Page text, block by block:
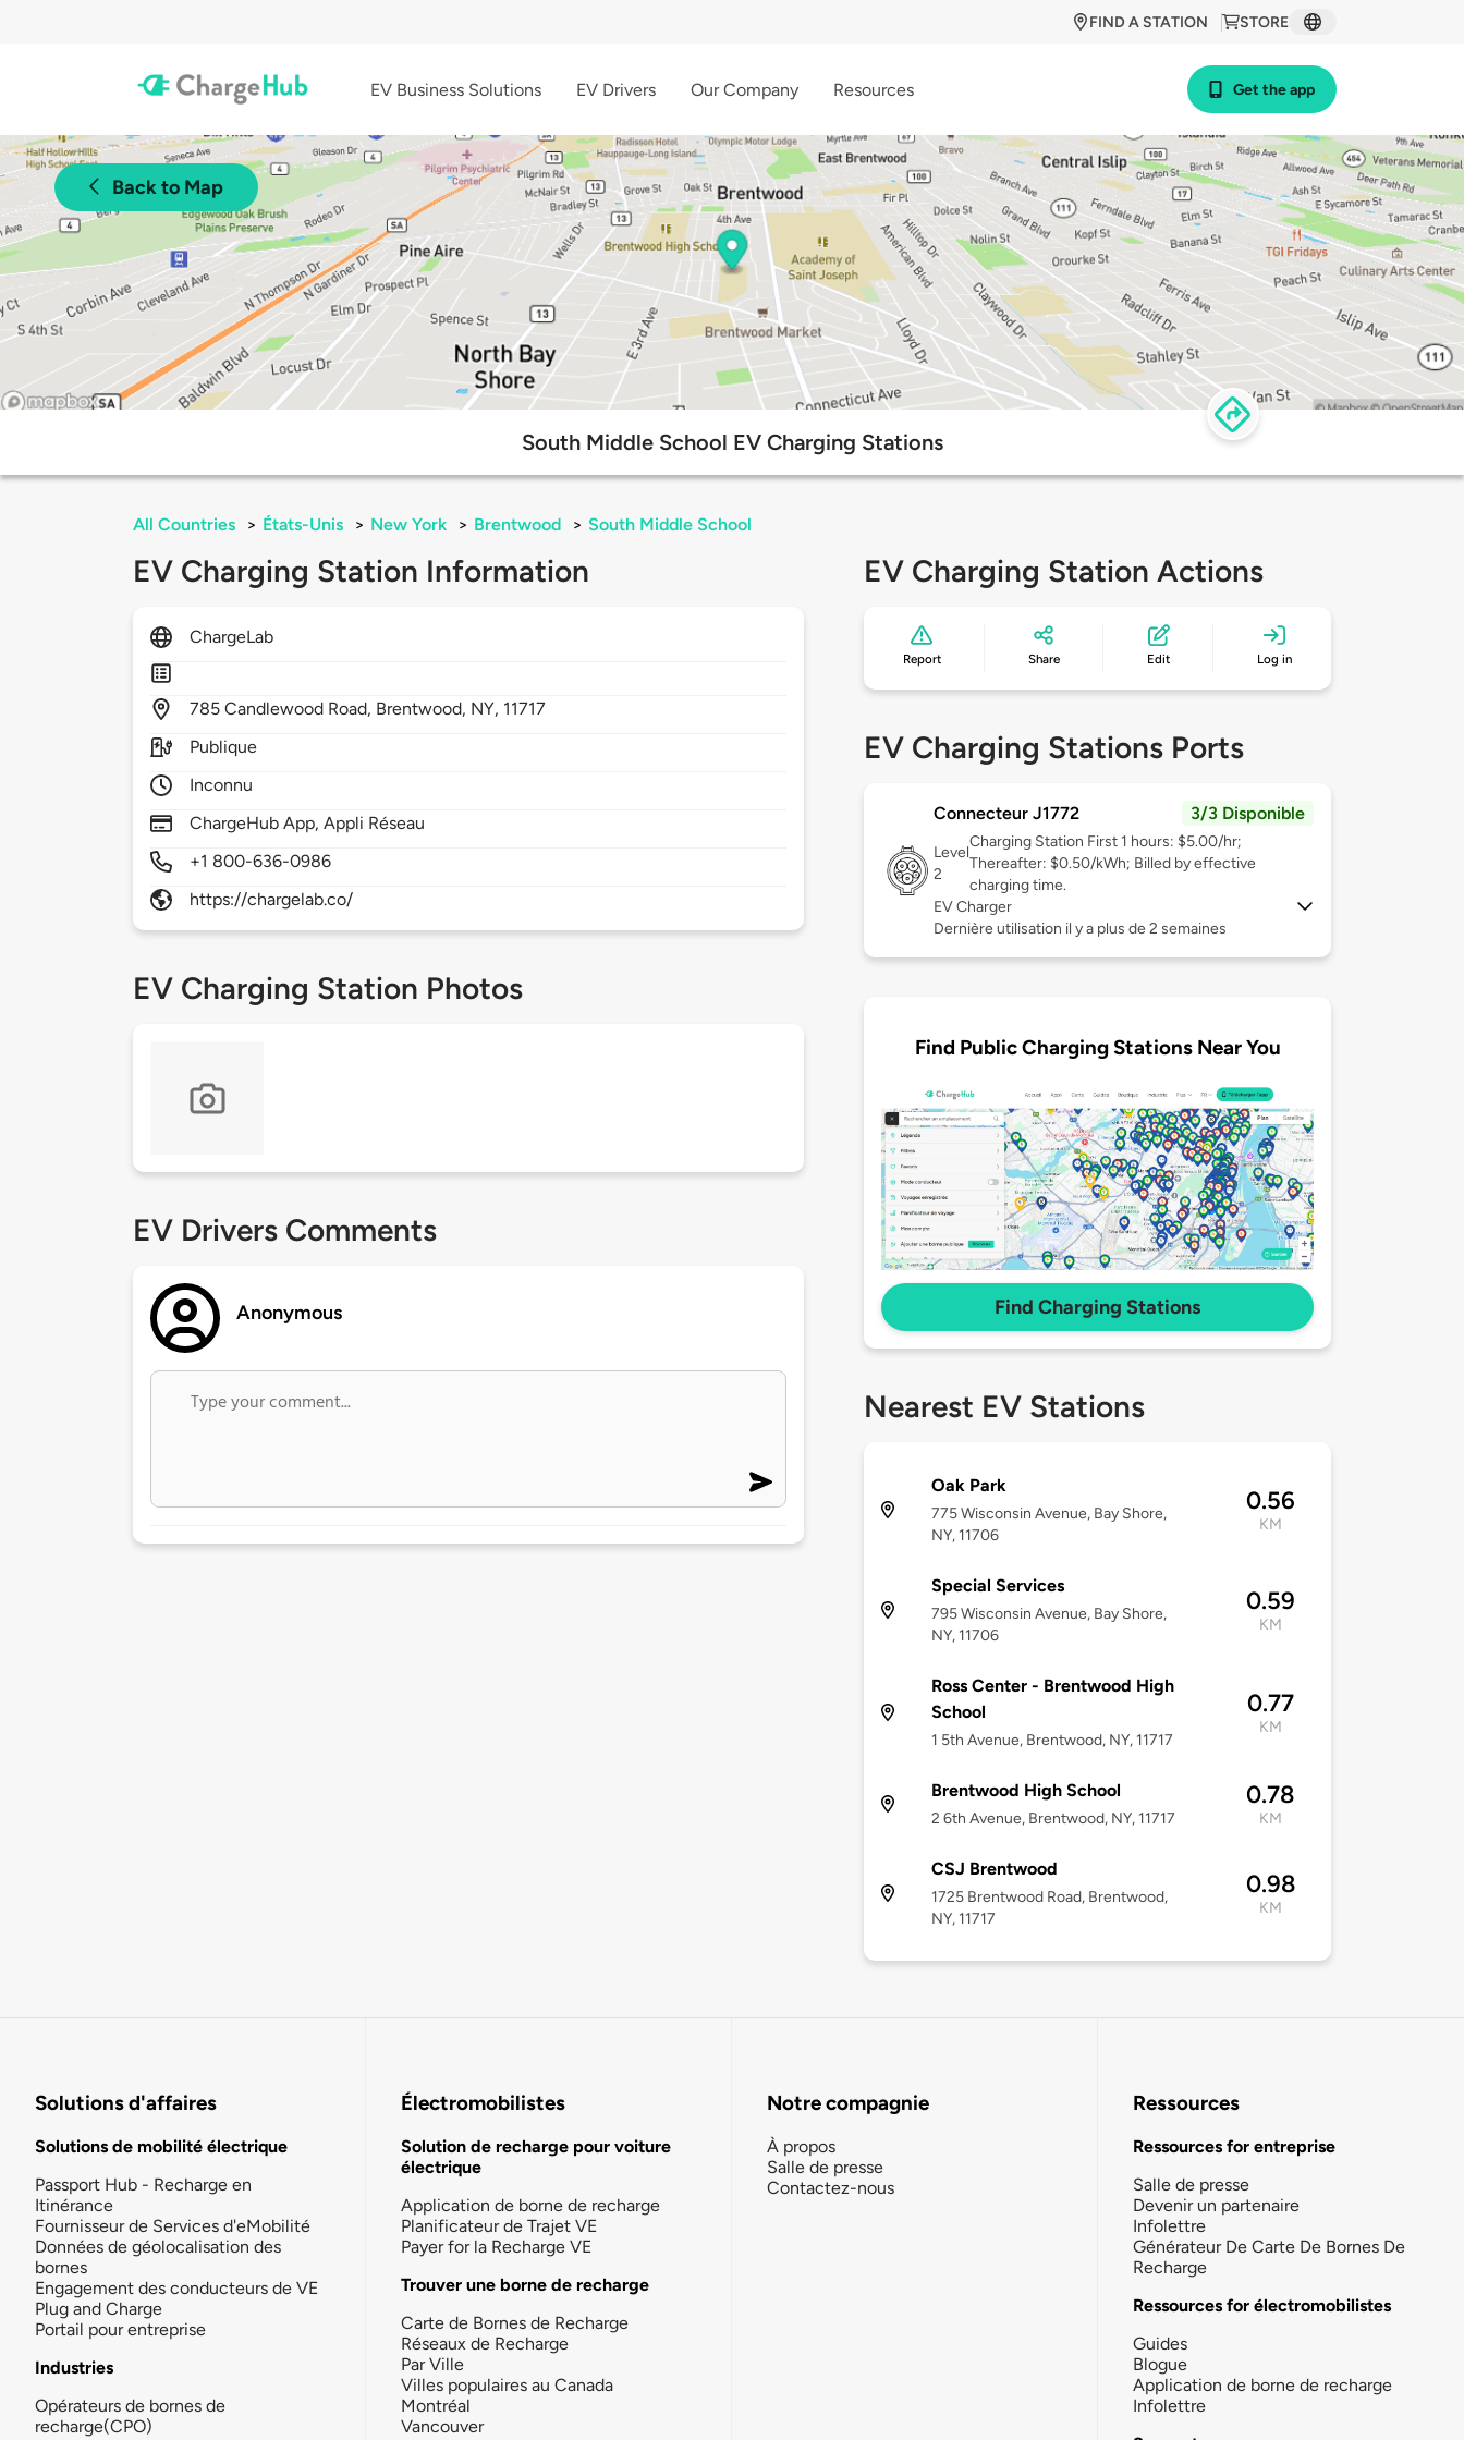
STORE
FIND A STATION
EV Business Solutions EV Drivers Our Company Resources Get the app
Back to Map
South Middle School EV Charging Stations
All Countries > États-Unis > New York > Brentwood > South Middle School
EV Charging Station Information
ChargeLab
785Candlewood Road, Brentwood, NY, 11717
Publique
Inconnu
ChargeHub App, Appli Réseau
+1 800-636-0986
https://chargelab.co/
EV Charging Station Photos
EV Drivers Comments
Anonymous
EV Charging Station Actions
Report Share Edit Log in
EV Charging Stations Ports
Connecteur J1772 3/3 Disponible
Level
2
Charging Station First 1 hours: $5.00/hr;
Thereafter: $0.50/kWh; Billed by effective
charging time.
EV Charger
Dernière utilisation il y a plus de 2 semaines
Find Public Charging Stations Near You
Find Charging Stations
Nearest EV Stations
Oak Park
775 Wisconsin Avenue, Bay Shore,
NY, 11706
0.56
KM
Special Services
795 Wisconsin Avenue, Bay Shore,
NY, 11706
0.59
KM
Ross Center - Brentwood High
School
1 5th Avenue, Brentwood, NY, 11717
0.77
KM
Brentwood High School
2 6th Avenue, Brentwood, NY, 11717
0.78
KM
CSJ Brentwood
1725 Brentwood Road, Brentwood,
NY, 11717
0.98
KM
Solutions d'affaires
Solutions de mobilité électrique
Passport Hub - Recharge en
Itinérance
Fournisseur de Services d'eMobilité
Données de géolocalisation des
bornes
Engagement des conducteurs de VE
Plug and Charge
Portail pour entreprise
Industries
Opérateurs de bornes de
recharge(CPO)
Électromobilistes
Solution de recharge pour voiture
électrique
Application de borne de recharge
Planificateur de Trajet VE
Payer for la Recharge VE
Trouver une borne de recharge
Carte de Bornes de Recharge
Réseaux de Recharge
Par Ville
Villes populaires au Canada
Montréal
Vancouver
Notre compagnie
À propos
Salle de presse
Contactez-nous
Ressources
Ressources for entreprise
Salle de presse
Devenir un partenaire
Infolettre
Générateur De Carte De Bornes De
Recharge
Ressources for électromobilistes
Guides
Blogue
Application de borne de recharge
Infolettre